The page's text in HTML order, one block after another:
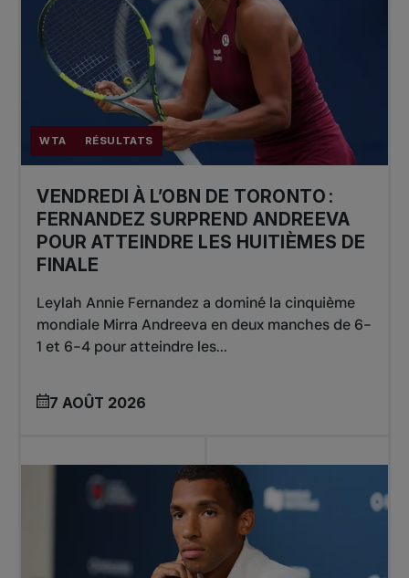
WTA RÉSULTATS
VENDREDI À L’OBN DE TORONTO :
FERNANDEZ SURPREND ANDREEVA
POUR ATTEINDRE LES HUITIÈMES DE
FINALE
Leylah Annie Fernandez a dominé la cinquième
mondiale Mirra Andreeva en deux manches de 6-
1 et 6-4 pour atteindre les...
7 AOÛT 2026